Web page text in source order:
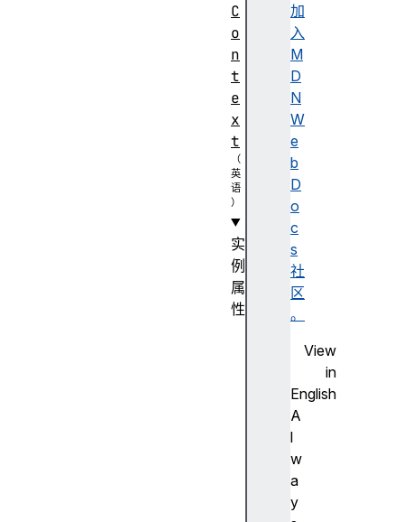
加
入
M
D
N
W
e
b
D
o
c
s
社
区
。
View
in
English
A
l
w
a
y
C
o
n
t
e
x
t
实
例
属
性